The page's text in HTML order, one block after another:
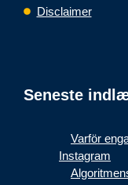
Disclaimer
Seneste
Varför
Instagram